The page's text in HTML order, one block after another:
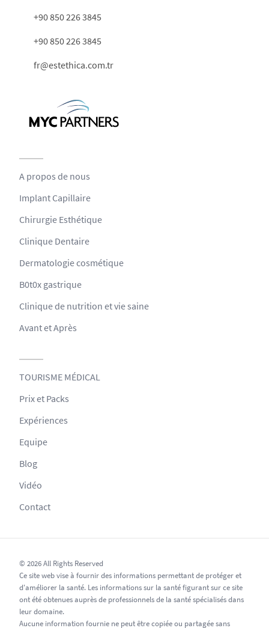
+90 850 226 3845
+90 850 226 3845
fr@estethica.com.tr
A propos de nous
Implant Capillaire
Chirurgie Esthétique
Clinique Dentaire
Dermatologie cosmétique
B0t0x gastrique
Clinique de nutrition et vie saine
Avant et Après
TOURISME MÉDICAL
Prix et Packs
Expériences
Equipe
Blog
Vidéo
Contact
© 2026 All Rights Reserved
Ce site web vise à fournir des informations permettant de protéger et
d'améliorer la santé. Les informations sur la santé figurant sur ce site
ont été obtenues auprès de professionnels de la santé spécialisés dans
leur domaine.
Aucune information fournie ne peut être copiée ou partagée sans